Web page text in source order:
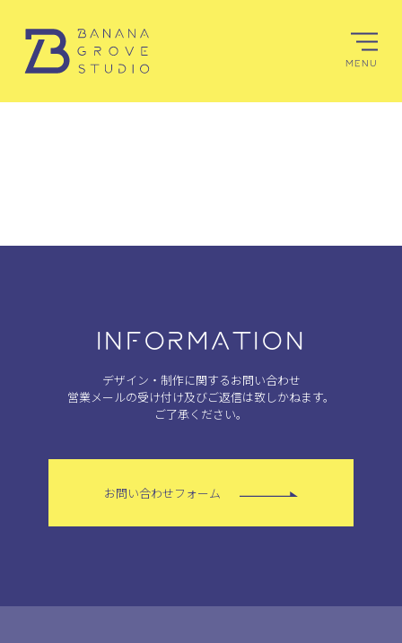
MENU
INFORMATION
デザイン・制作に関するお問い合わせ
営業メールの受け付け及びご返信は致しかねます。
ご了承ください。
お問い合わせフォーム